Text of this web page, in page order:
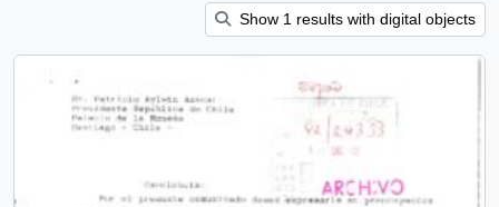
Show 1 results with digital objects